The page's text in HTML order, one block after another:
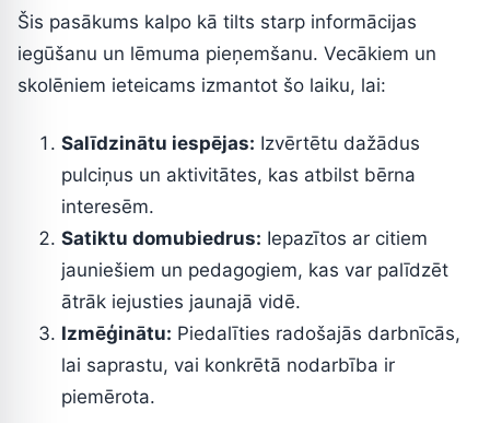
Šis pasākums kalpo kā tilts starp informācijas
iegūšanu un lēmuma pieņemšanu. Vecākiem un
skolēniem ieteicams izmantot šo laiku, lai:
Salīdzinātu iespējas: Izvērtētu dažādus
pulciņus un aktivitātes, kas atbilst bērna
interesēm.
Satiktu domubiedrus: Iepazītos ar citiem
jauniešiem un pedagogiem, kas var palīdzēt
ātrāk iejusties jaunajā vidē.
Izmēģinātu: Piedalīties radošajās darbnīcās,
lai saprastu, vai konkrētā nodarbība ir
piemērota.